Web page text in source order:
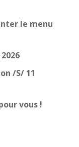
le menu
/S/ 11
vous !